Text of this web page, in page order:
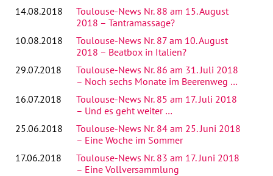
14.08.2018
Toulouse-News Nr. 88 am 15. August
2018 – Tantramassage?
10.08.2018
Toulouse-News Nr. 87 am 10. August
2018 – Beatbox in Italien?
29.07.2018
Toulouse-News Nr. 86 am 31. Juli 2018
– Noch sechs Monate im Beerenweg …
16.07.2018
Toulouse-News Nr. 85 am 17. Juli 2018
– Und es geht weiter …
25.06.2018
Toulouse-News Nr. 84 am 25. Juni 2018
– Eine Woche im Sommer
17.06.2018
Toulouse-News Nr. 83 am 17. Juni 2018
– Eine Vollversammlung